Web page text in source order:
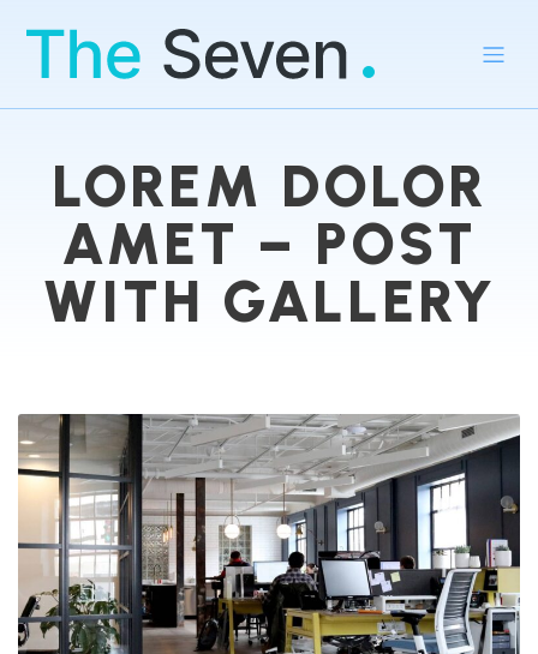
LOREM DOLOR
AMET – POST
WITH GALLERY